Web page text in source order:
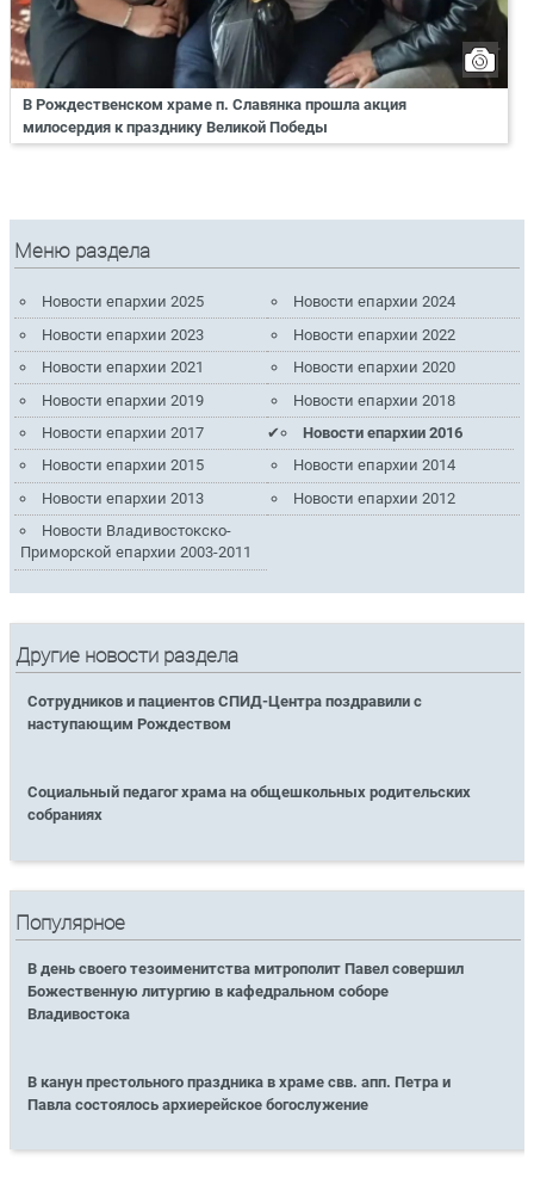
В Рождественском храме п. Славянка прошла акция
милосердия к празднику Великой Победы
Меню раздела
Новости епархии 2025
Новости епархии 2024
Новости епархии 2023
Новости епархии 2022
Новости епархии 2021
Новости епархии 2020
Новости епархии 2019
Новости епархии 2018
Новости епархии 2017
Новости епархии 2016
Новости епархии 2015
Новости епархии 2014
Новости епархии 2013
Новости епархии 2012
Новости Владивостокско-
Приморской епархии 2003-2011
Другие новости раздела
Сотрудников и пациентов СПИД-Центра поздравили с
наступающим Рождеством
Социальный педагог храма на общешкольных родительских
собраниях
Популярное
В день своего тезоименитства митрополит Павел совершил
Божественную литургию в кафедральном соборе
Владивостока
В канун престольного праздника в храме свв. апп. Петра и
Павла состоялось архиерейское богослужение